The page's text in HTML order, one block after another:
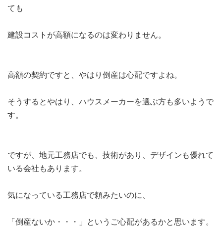
ても
建設コストが高額になるのは変わりません。
高額の契約ですと、やはり倒産は心配ですよね。
そうするとやはり、ハウスメーカーを選ぶ方も多いようで
す。
ですが、地元工務店でも、技術があり、デザインも優れて
いる会社もあります。
気になっている工務店で頼みたいのに、
「倒産ないか・・・」というご心配があるかと思います。